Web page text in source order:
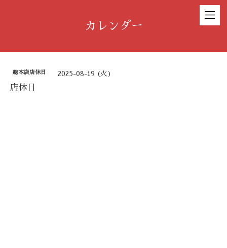
カレンダー
総本店店休日 2025-08-19 (火)
店休日